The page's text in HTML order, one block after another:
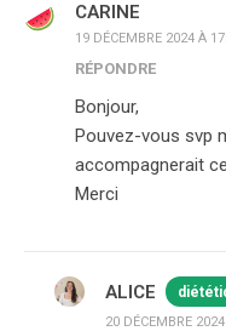
CARINE
19 DÉCEMBRE 2024 À
RÉPONDRE
Bonjour,
Pouvez-vous svp
accompagnerait
Merci
ALICE
20 DÉCEMBRE